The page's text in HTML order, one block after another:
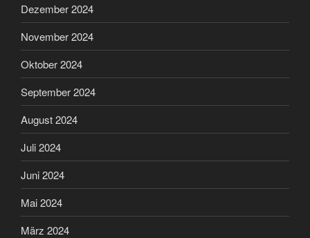
Dezember 2024
November 2024
Oktober 2024
September 2024
August 2024
Juli 2024
Juni 2024
Mai 2024
März 2024